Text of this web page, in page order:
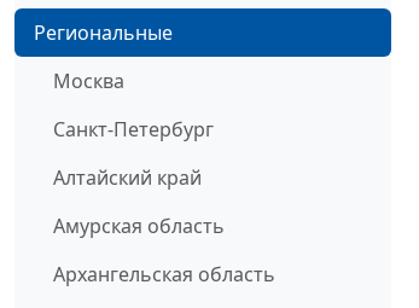
Региональные
Москва
Санкт-Петербург
Алтайский край
Амурская область
Архангельская область